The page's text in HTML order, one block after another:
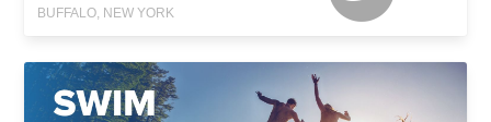
BUFFALO, NEW YORK